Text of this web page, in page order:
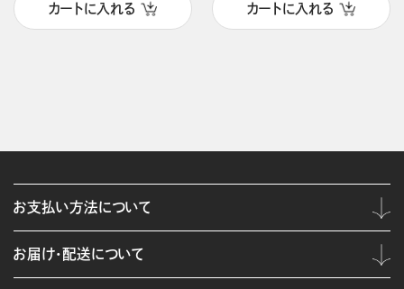
カートに入れる カートに入れる
お支払い方法について
お届け・配送について